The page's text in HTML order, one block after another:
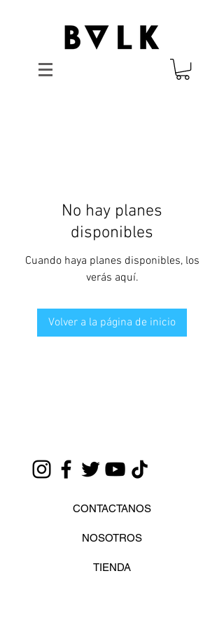
No hay planes
disponibles
Cuando haya planes disponibles, los
verás aquí.
Volver a la página de inicio
CONTACTANOS
NOSOTROS
TIENDA